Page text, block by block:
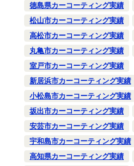
徳島県カーコーティング実績
松山市カーコーティング実績
高松市カーコーティング実績
丸亀市カーコーティング実績
室戸市カーコーティング実績
新居浜市カーコーティング実績
小松島市カーコーティング実績
坂出市カーコーティング実績
安芸市カーコーティング実績
宇和島市カーコーティング実績
高知県カーコーティング実績